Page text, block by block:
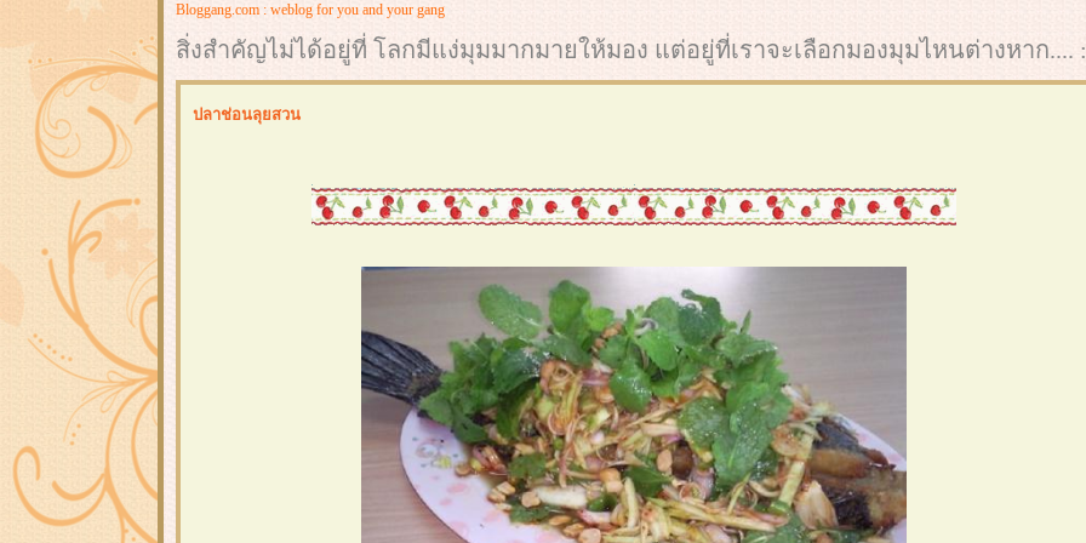
Bloggang.com : weblog for you and your gang
สิ่งสำคัญไม่ได้อยู่ที่ โลกมีแง่มุมมากมายให้มอง แต่อยู่ที่เราจะเลือกมองมุมไหนต่างหาก....
ปลาช่อนลุยสวน